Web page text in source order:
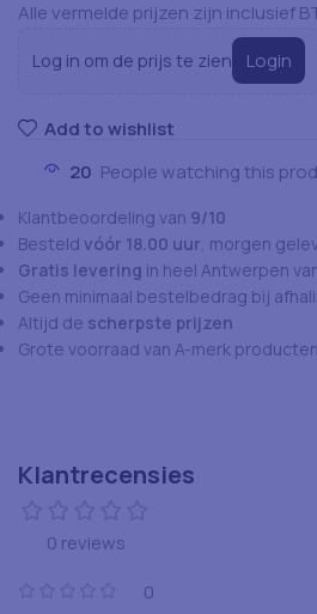
Alle vermelde prijzen zijn inclusief
Log in om de prijs te zien Login
Add to wishlist
20 People watching this
Klantbeoordeling van 9/10
Besteld vóór 18.00 uur, morgen
Gratis levering in heel Antwerpen
Geen minimaal bestelbedrag bij
Altijd de scherpste prijzen
Grote voorraad van A-merk producten
Klantrecensies
0 reviews
0